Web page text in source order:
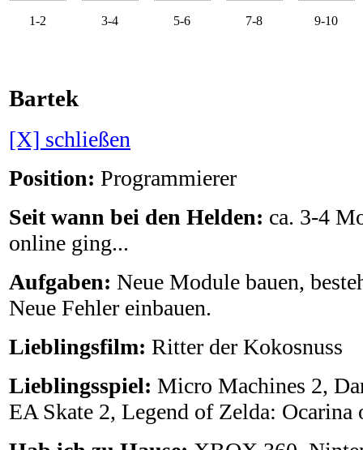
1-2 3-4 5-6 7-8 9-10
Bartek
[X] schließen
Position: Programmierer
Seit wann bei den Helden: ca. 3-4
online ging...
Aufgaben: Neue Module bauen,
Neue Fehler einbauen.
Lieblingsfilm: Ritter der Kokosnuss
Lieblingsspiel: Micro Machines 2,
EA Skate 2, Legend of Zelda: Ocarina